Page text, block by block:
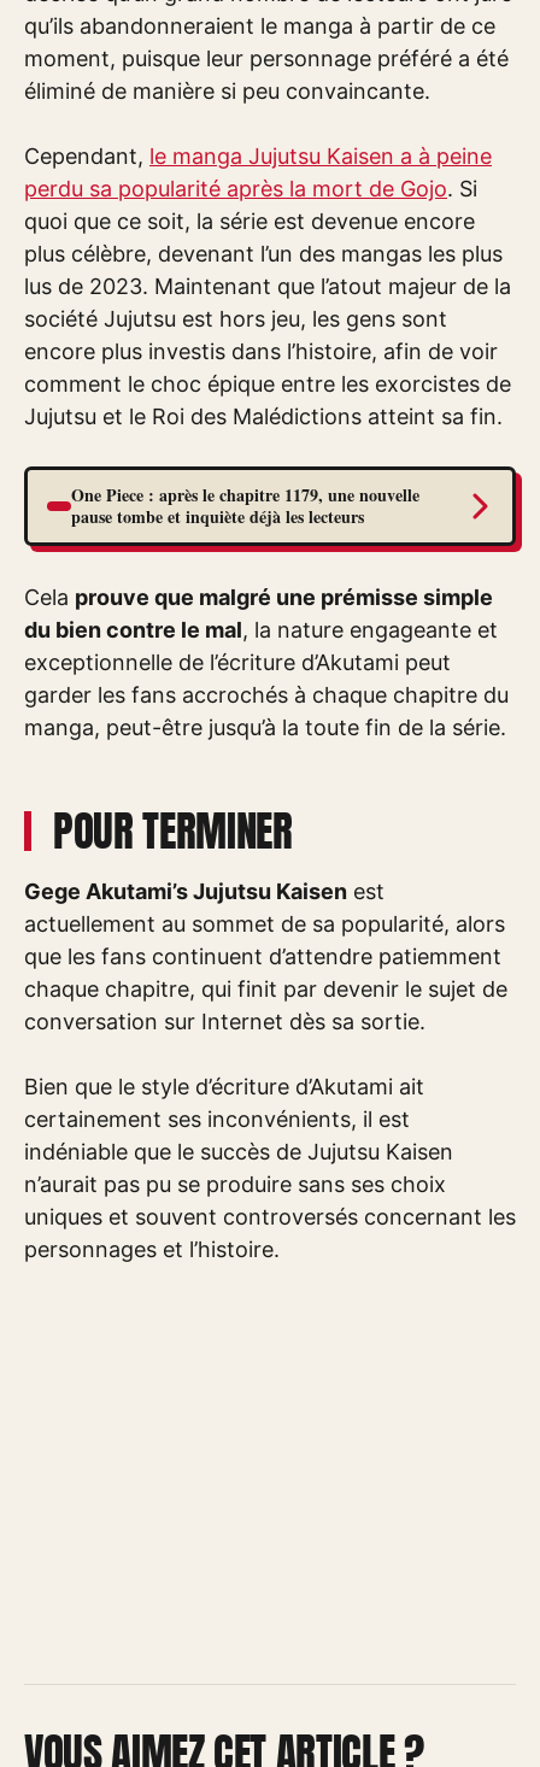
qu’ils abandonneraient le manga à partir de ce
moment, puisque leur personnage préféré a été
éliminé de manière si peu convaincante.
Cependant, le manga Jujutsu Kaisen a à peine
perdu sa popularité après la mort de Gojo. Si
quoi que ce soit, la série est devenue encore
plus célèbre, devenant l’un des mangas les plus
lus de 2023. Maintenant que l’atout majeur de la
société Jujutsu est hors jeu, les gens sont
encore plus investis dans l’histoire, afin de voir
comment le choc épique entre les exorcistes de
Jujutsu et le Roi des Malédictions atteint sa fin.
One Piece : après le chapitre 1179, une nouvelle
pause tombe et inquiète déjà les lecteurs
Cela prouve que malgré une prémisse simple
du bien contre le mal, la nature engageante et
exceptionnelle de l’écriture d’Akutami peut
garder les fans accrochés à chaque chapitre du
manga, peut-être jusqu’à la toute fin de la série.
POUR TERMINER
Gege Akutami’s Jujutsu Kaisen est
actuellement au sommet de sa popularité, alors
que les fans continuent d’attendre patiemment
chaque chapitre, qui finit par devenir le sujet de
conversation sur Internet dès sa sortie.
Bien que le style d’écriture d’Akutami ait
certainement ses inconvénients, il est
indéniable que le succès de Jujutsu Kaisen
n’aurait pas pu se produire sans ses choix
uniques et souvent controversés concernant les
personnages et l’histoire.
VOUS AIMEZ CET ARTICLE ?